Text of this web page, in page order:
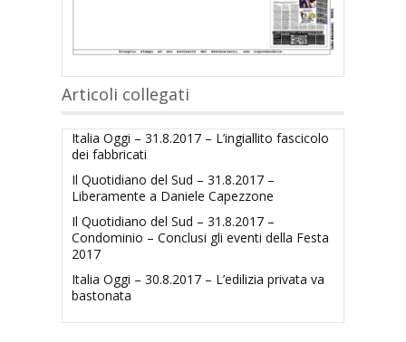
Articoli collegati
Italia Oggi – 31.8.2017 – L’ingiallito fascicolo
dei fabbricati
Il Quotidiano del Sud – 31.8.2017 –
Liberamente a Daniele Capezzone
Il Quotidiano del Sud – 31.8.2017 –
Condominio – Conclusi gli eventi della Festa
2017
Italia Oggi – 30.8.2017 – L’edilizia privata va
bastonata